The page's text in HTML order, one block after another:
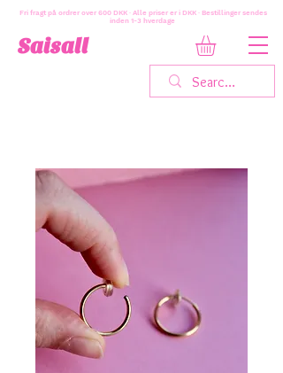
Saisall
Fri fragt på ordrer over 600 DKK · Alle priser er i DKK · Bestillinger sendes
inden 1-3 hverdage